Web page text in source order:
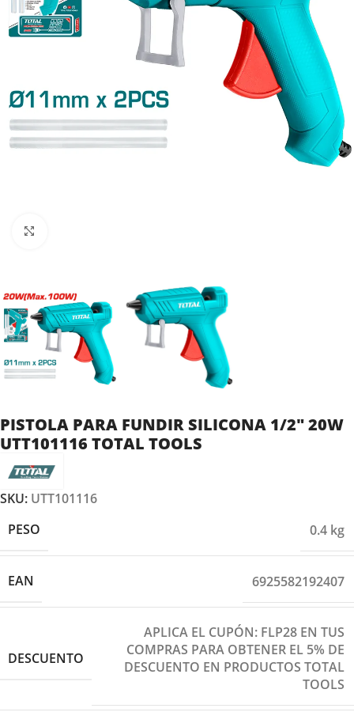
PISTOLA PARA FUNDIR SILICONA 1/2″ 20W
UTT101116 TOTAL TOOLS
SKU: UTT101116
PESO
0.4 kg
EAN 6925582192407
DESCUENTO
APLICA EL CUPÓN: FLP28 EN TUS
COMPRAS PARA OBTENER EL 5% DE
DESCUENTO EN PRODUCTOS TOTAL
TOOLS